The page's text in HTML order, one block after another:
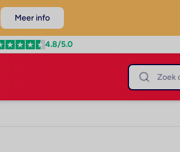
Meer info
4.8/5.0